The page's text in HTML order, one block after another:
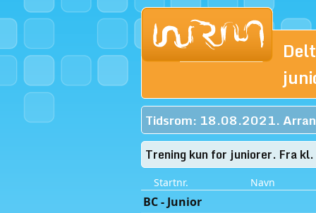
Tidsrom: 18.08.2021.
Trening kun for juniorer. Fra
Startnr. Navn
BC - Junior